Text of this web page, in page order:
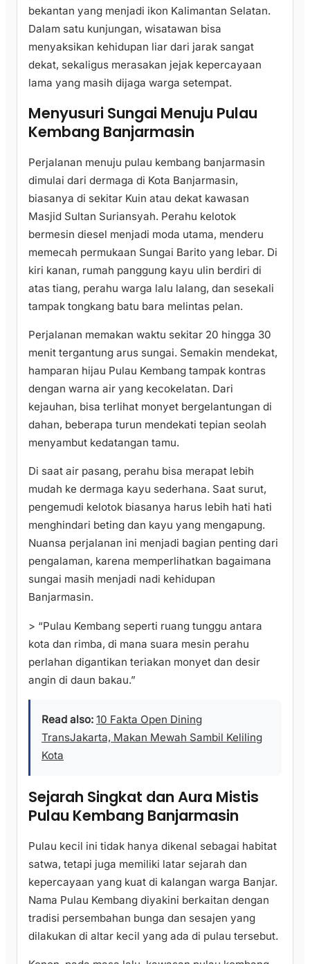
bekantan yang menjadi ikon Kalimantan Selatan.
Dalam satu kunjungan, wisatawan bisa
menyaksikan kehidupan liar dari jarak sangat
dekat, sekaligus merasakan jejak kepercayaan
lama yang masih dijaga warga setempat.
Menyusuri Sungai Menuju Pulau
Kembang Banjarmasin
Perjalanan menuju pulau kembang banjarmasin
dimulai dari dermaga di Kota Banjarmasin,
biasanya di sekitar Kuin atau dekat kawasan
Masjid Sultan Suriansyah. Perahu kelotok
bermesin diesel menjadi moda utama, menderu
memecah permukaan Sungai Barito yang lebar. Di
kiri kanan, rumah panggung kayu ulin berdiri di
atas tiang, perahu warga lalu lalang, dan sesekali
tampak tongkang batu bara melintas pelan.
Perjalanan memakan waktu sekitar 20 hingga 30
menit tergantung arus sungai. Semakin mendekat,
hamparan hijau Pulau Kembang tampak kontras
dengan warna air yang kecokelatan. Dari
kejauhan, bisa terlihat monyet bergelantungan di
dahan, beberapa turun mendekati tepian seolah
menyambut kedatangan tamu.
Di saat air pasang, perahu bisa merapat lebih
mudah ke dermaga kayu sederhana. Saat surut,
pengemudi kelotok biasanya harus lebih hati hati
menghindari beting dan kayu yang mengapung.
Nuansa perjalanan ini menjadi bagian penting dari
pengalaman, karena memperlihatkan bagaimana
sungai masih menjadi nadi kehidupan
Banjarmasin.
> “Pulau Kembang seperti ruang tunggu antara
kota dan rimba, di mana suara mesin perahu
perlahan digantikan teriakan monyet dan desir
angin di daun bakau.”
Read also: 10 Fakta Open Dining
TransJakarta, Makan Mewah Sambil Keliling
Kota
Sejarah Singkat dan Aura Mistis
Pulau Kembang Banjarmasin
Pulau kecil ini tidak hanya dikenal sebagai habitat
satwa, tetapi juga memiliki latar sejarah dan
kepercayaan yang kuat di kalangan warga Banjar.
Nama Pulau Kembang diyakini berkaitan dengan
tradisi persembahan bunga dan sesajen yang
dilakukan di altar kecil yang ada di pulau tersebut.